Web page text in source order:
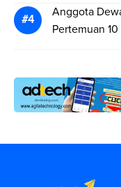
Anggota
Pertemuan